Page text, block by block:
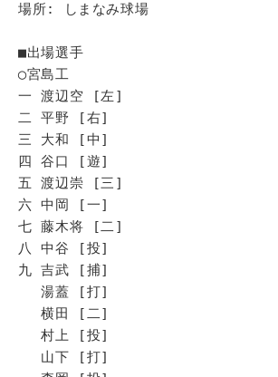
場所: しまなみ球場
■出場選手
◯宮島工
一 渡辺空 [左]
二 平野 [右]
三 大和 [中]
四 谷口 [遊]
五 渡辺崇 [三]
六 中岡 [一]
七 藤木将 [二]
八 中谷 [投]
九 吉武 [捕]
湯蓋 [打]
横田 [二]
村上 [投]
山下 [打]